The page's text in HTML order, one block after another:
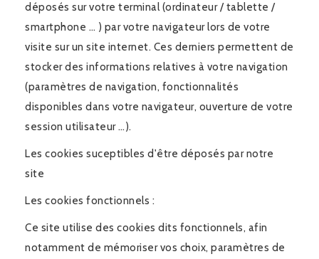
déposés sur votre terminal (ordinateur / tablette /
smartphone … ) par votre navigateur lors de votre
visite sur un site internet. Ces derniers permettent de
stocker des informations relatives à votre navigation
(paramètres de navigation, fonctionnalités
disponibles dans votre navigateur, ouverture de votre
session utilisateur …).
Les cookies suceptibles d'être déposés par notre
site
Les cookies fonctionnels :
Ce site utilise des cookies dits fonctionnels, afin
notamment de mémoriser vos choix, paramètres de